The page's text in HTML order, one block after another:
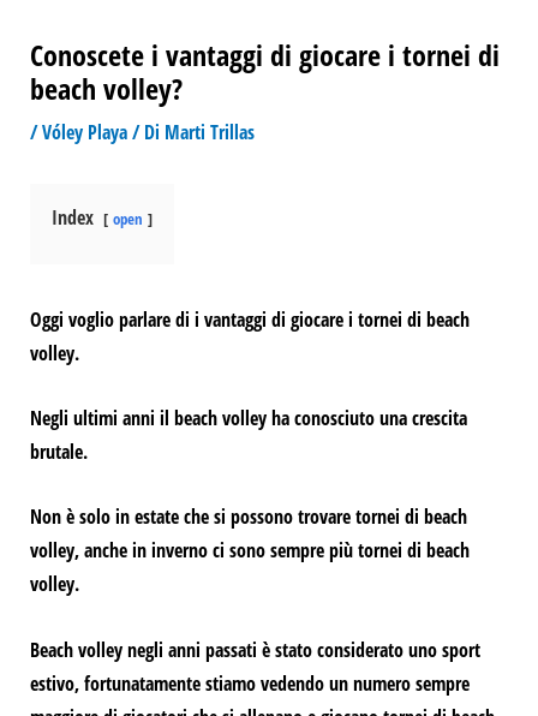
Conoscete i vantaggi di giocare i tornei di
beach volley?
/Vóley Playa/ Di Marti Trillas
Index open
Oggi voglio parlare dii vantaggi di giocare i tornei di beach
volley.
Negli ultimi anni il beach volley ha conosciuto una crescita
brutale.
Non è solo in estate che si possono trovare tornei di beach
volley,anche in inverno ci sono sempre più tornei di beach
volley.
Beach volleynegli anni passati è stato considerato uno sport
estivo,fortunatamente stiamo vedendo un numero sempre